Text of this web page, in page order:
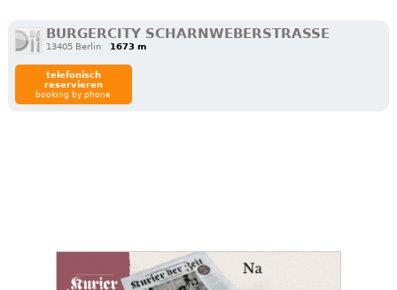
BURGERCITY SCHARNWEBERSTRASSE
13405 Berlin 1673 m
telefonisch
reservieren
booking by phone